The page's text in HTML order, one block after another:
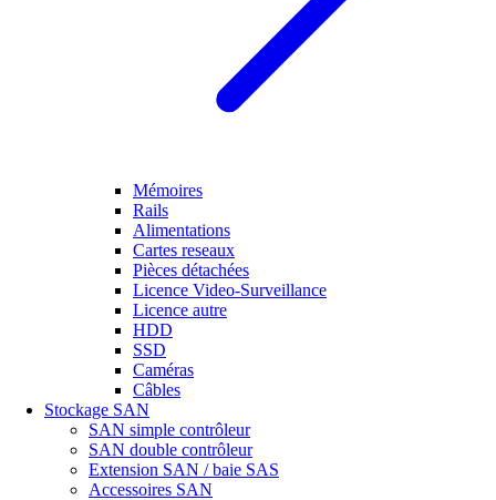
Mémoires
Rails
Alimentations
Cartes reseaux
Pièces détachées
Licence Video-Surveillance
Licence autre
HDD
SSD
Caméras
Câbles
Stockage SAN
SAN simple contrôleur
SAN double contrôleur
Extension SAN / baie SAS
Accessoires SAN